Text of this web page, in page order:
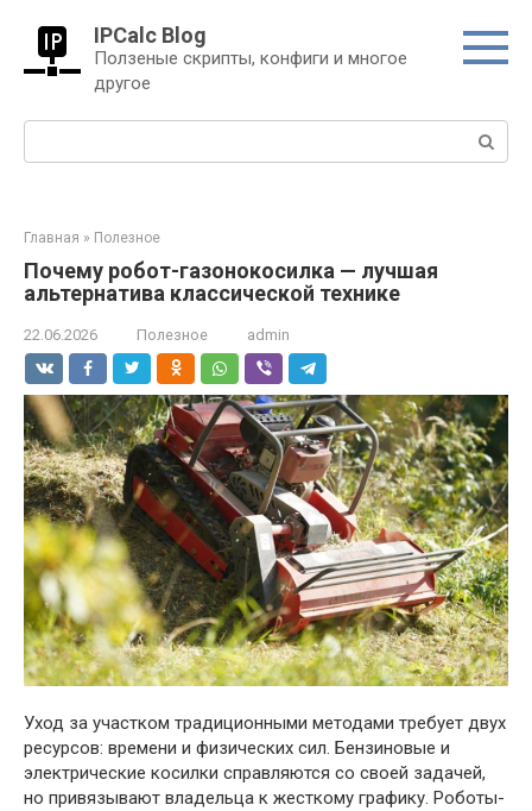
контенту
IPCalc Blog
Ползеные скрипты, конфиги и многое
другое
Поиск:
Главная » Полезное
Почему робот-газонокосилка — лучшая
альтернатива классической технике
22.06.2026 Полезное admin
Уход за участком традиционными методами требует двух
ресурсов: времени и физических сил. Бензиновые и
электрические косилки справляются со своей задачей,
но привязывают владельца к жесткому графику. Роботы-